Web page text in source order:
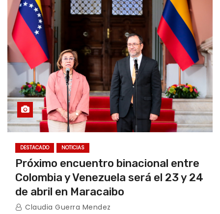
DESTACADO NOTICIAS
Próximo encuentro binacional entre
Colombia y Venezuela será el 23 y 24
de abril en Maracaibo
Claudia Guerra Mendez